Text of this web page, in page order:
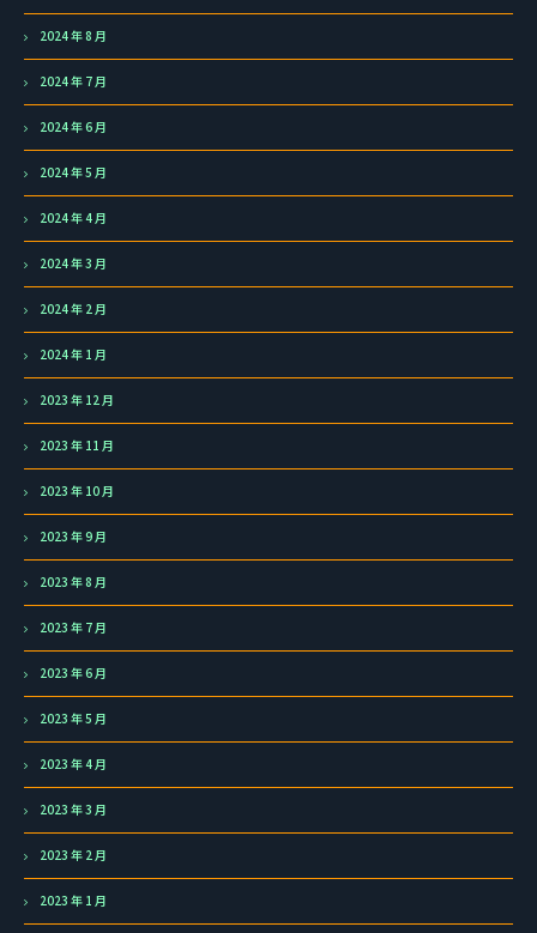
2024 年 8 月
2024 年 7 月
2024 年 6 月
2024 年 5 月
2024 年 4 月
2024 年 3 月
2024 年 2 月
2024 年 1 月
2023 年 12 月
2023 年 11 月
2023 年 10 月
2023 年 9 月
2023 年 8 月
2023 年 7 月
2023 年 6 月
2023 年 5 月
2023 年 4 月
2023 年 3 月
2023 年 2 月
2023 年 1 月